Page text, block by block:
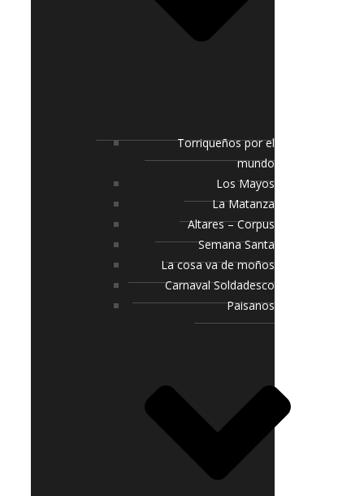
Torriqueños por el
mundo
Los Mayos
La Matanza
Altares – Corpus
Semana Santa
La cosa va de moños
Carnaval Soldadesco
Paisanos